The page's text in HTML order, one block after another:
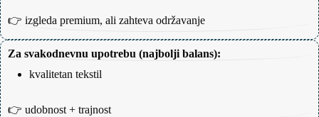
👉 izgleda premium, ali zahteva održavanje
Za svakodnevnu upotrebu (najbolji balans):
kvalitetan tekstil
👉 udobnost + trajnost